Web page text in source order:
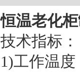
恒温老化
技术指标：
1)工作温